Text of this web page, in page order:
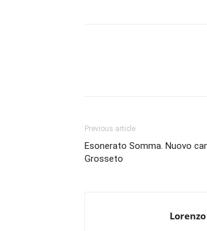
Previous article
Esonerato Somma. Nuovo
Grosseto